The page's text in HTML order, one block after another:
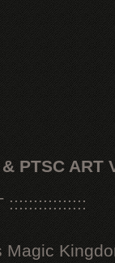
PTSC ART
::::::::::::::::
Magic